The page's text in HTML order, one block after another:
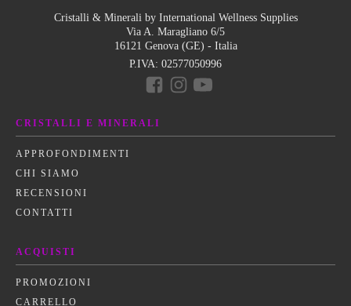
Cristalli & Minerali by International Wellness Supplies
Via A. Maragliano 6/5
16121 Genova (GE) - Italia
P.IVA: 02577050996
CRISTALLI E MINERALI
APPROFONDIMENTI
CHI SIAMO
RECENSIONI
CONTATTI
ACQUISTI
PROMOZIONI
CARRELLO